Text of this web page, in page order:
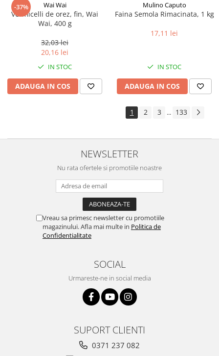
-37% Wai Wai
Vermicelli de orez, fin, Wai
Wai, 400 g
32,03 lei
20,16 lei
IN STOC
ADAUGA IN COS
Mulino Caputo
Faina Semola Rimacinata, 1 kg
17,11 lei
IN STOC
ADAUGA IN COS
1 2 3 ... 133
NEWSLETTER
Nu rata ofertele si promotiile noastre
Vreau sa primesc newsletter cu promotiile
magazinului. Afla mai multe in Politica de
Confidentialitate
SOCIAL
Urmareste-ne in social media
SUPORT CLIENTI
0371 237 082